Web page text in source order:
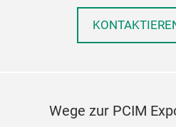
Wege zur PCIM